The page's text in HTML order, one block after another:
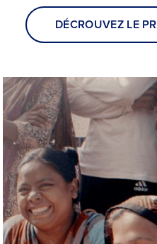
DÉCROUVEZ LE